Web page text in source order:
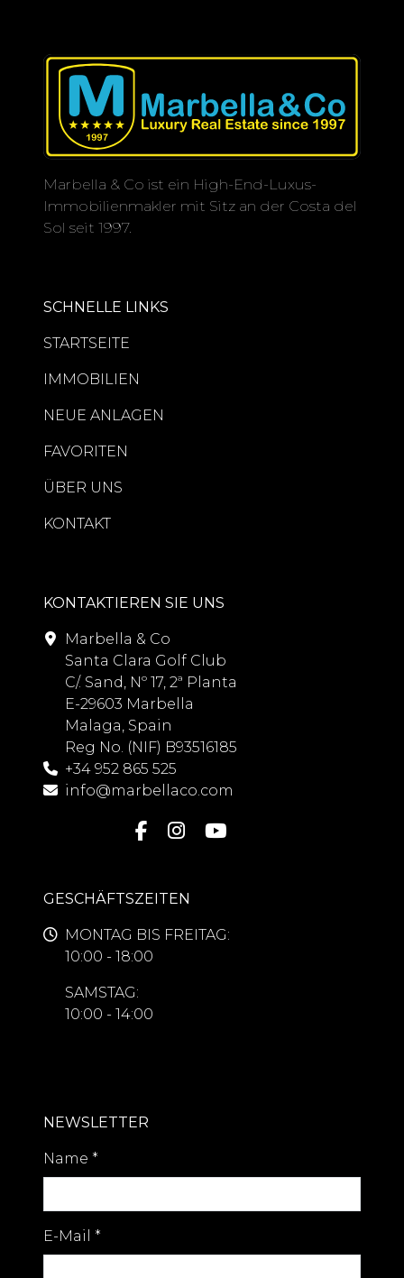
Marbella & Co ist ein High-End-Luxus-
Immobilienmakler mit Sitz an der Costa del
Sol seit 1997.
SCHNELLE LINKS
STARTSEITE
IMMOBILIEN
NEUE ANLAGEN
FAVORITEN
ÜBER UNS
KONTAKT
KONTAKTIEREN SIE UNS
Marbella & Co
Santa Clara Golf Club
C/. Sand, Nº 17, 2ª Planta
E-29603 Marbella
Malaga, Spain
Reg No. (NIF) B93516185
+34 952 865 525
info@marbellaco.com
GESCHÄFTSZEITEN
MONTAG BIS FREITAG:
10:00 - 18:00
SAMSTAG:
10:00 - 14:00
NEWSLETTER
Name *
E-Mail *